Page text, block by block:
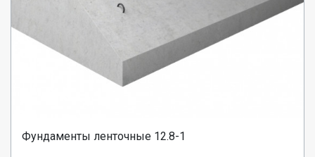
Фундаменты ленточные 12.8-1